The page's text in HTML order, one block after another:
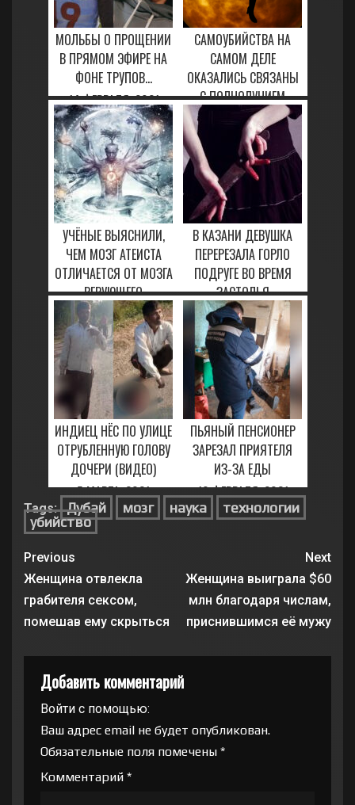
МОЛЬБЫ О ПРОЩЕНИИ
В ПРЯМОМ ЭФИРЕ НА
ФОНЕ ТРУПОВ...
14 ФЕВРАЛЯ, 2021
САМОУБИЙСТВА НА
САМОМ ДЕЛЕ
ОКАЗАЛИСЬ СВЯЗАНЫ
С ПОЛНОЛУНИЕМ
12 АПРЕЛЯ, 2023
УЧЁНЫЕ ВЫЯСНИЛИ,
ЧЕМ МОЗГ АТЕИСТА
ОТЛИЧАЕТСЯ ОТ МОЗГА
ВЕРУЮЩЕГО
24 ЯНВАРЯ, 2021
В КАЗАНИ ДЕВУШКА
ПЕРЕРЕЗАЛА ГОРЛО
ПОДРУГЕ ВО ВРЕМЯ
ЗАСТОЛЬЯ
23 ЯНВАРЯ, 2021
ИНДИЕЦ НЁС ПО УЛИЦЕ
ОТРУБЛЕННУЮ ГОЛОВУ
ДОЧЕРИ (ВИДЕО)
5 МАРТА, 2021
ПЬЯНЫЙ ПЕНСИОНЕР
ЗАРЕЗАЛ ПРИЯТЕЛЯ
ИЗ-ЗА ЕДЫ
10 ФЕВРАЛЯ, 2021
Tags: Дубай мозг наука
технологии
убийство
Previous
Женщина отвлекла
грабителя сексом,
помешав ему скрыться
Next
Женщина выиграла $60
млн благодаря числам,
приснившимся её мужу
Добавить комментарий
Войти с помощью:
Ваш адрес email не будет опубликован.
Обязательные поля помечены *
Комментарий *